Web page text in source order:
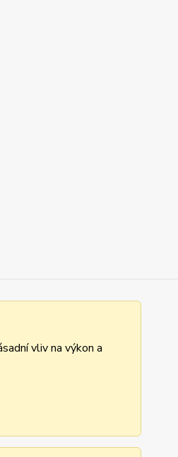
vliv na výkon a